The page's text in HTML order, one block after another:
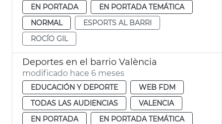
EN PORTADA
EN PORTADA TEMÁTICA
NORMAL
ESPORTS AL BARRI
ROCÍO GIL
Deportes en el barrio València
modificado hace 6 meses
EDUCACIÓN Y DEPORTE
WEB FDM
TODAS LAS AUDIENCIAS
VALENCIA
EN PORTADA
EN PORTADA TEMÁTICA